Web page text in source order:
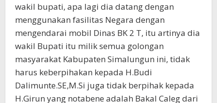
wakil bupati, apa lagi dia datang dengan
menggunakan fasilitas Negara dengan
mengendarai mobil Dinas BK 2 T, itu artinya dia
wakil Bupati itu milik semua golongan
masyarakat Kabupaten Simalungun ini, tidak
harus keberpihakan kepada H.Budi
Dalimunte.SE,M.Si juga tidak berpihak kepada
H.Girun yang notabene adalah Bakal Caleg dari